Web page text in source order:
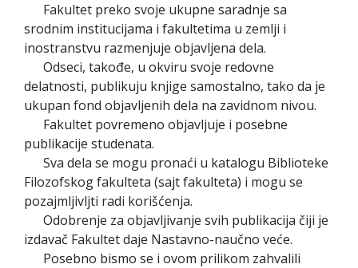
Fakultet preko svoje ukupne saradnje sa
srodnim institucijama i fakultetima u zemlji i
inostranstvu razmenjuje objavljena dela.
Odseci, takođe, u okviru svoje redovne
delatnosti, publikuju knjige samostalno, tako da je
ukupan fond objavljenih dela na zavidnom nivou.
Fakultet povremeno objavljuje i posebne
publikacije studenata.
Sva dela se mogu pronaći u katalogu Biblioteke
Filozofskog fakulteta (sajt fakulteta) i mogu se
pozajmljivljti radi korišćenja.
Odobrenje za objavljivanje svih publikacija čiji je
izdavač Fakultet daje Nastavno-naučno veće.
Posebno bismo se i ovom prilikom zahvalili